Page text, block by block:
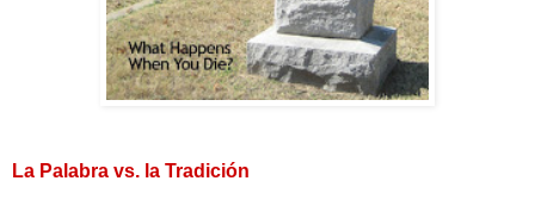
La Palabra vs. la Tradición